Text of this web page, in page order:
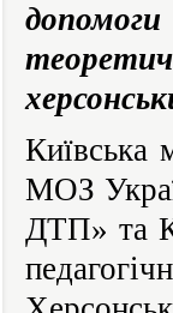
Київська
МОЗ
ДТП» та